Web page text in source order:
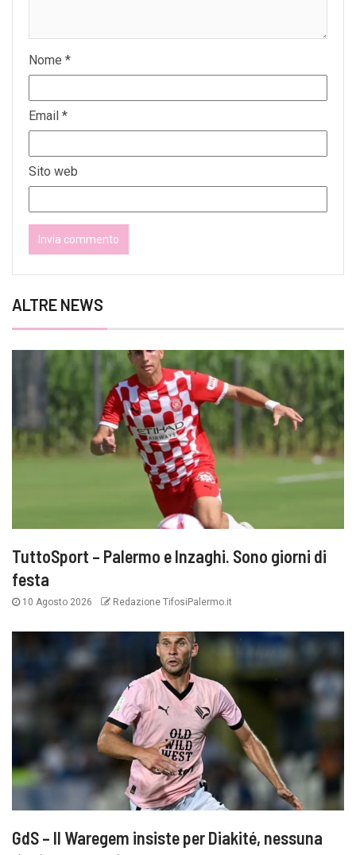
Nome *
Email *
Sito web
ALTRE NEWS
TuttoSport – Palermo e Inzaghi. Sono giorni di
festa
10 Agosto 2026 Redazione TifosiPalermo.it
GdS – Il Waregem insiste per Diakité, nessuna